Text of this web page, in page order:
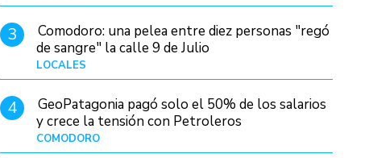
3
Comodoro: una pelea entre diez personas "regó
de sangre" la calle 9 de Julio
LOCALES
4
GeoPatagonia pagó solo el 50% de los salarios
y crece la tensión con Petroleros
COMODORO